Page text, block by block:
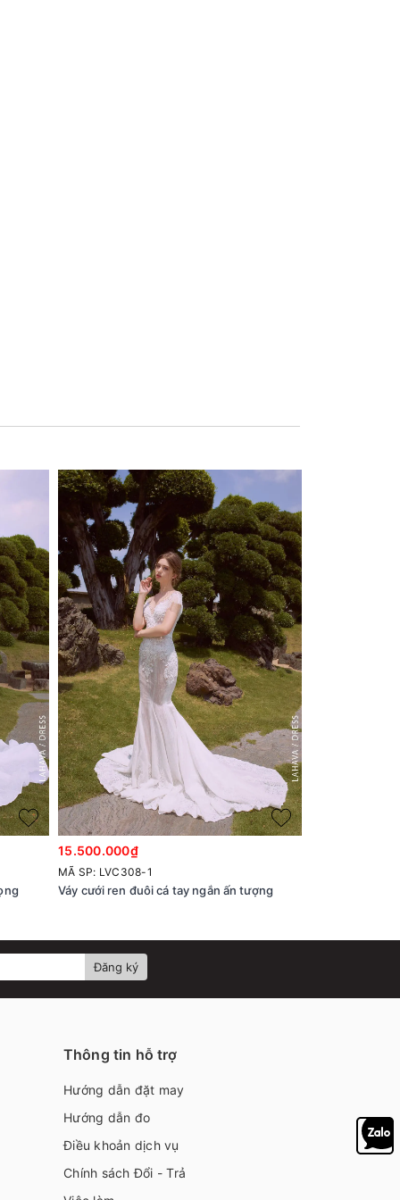
15.500.000₫
MÃ SP: LVC308-1
Váy cưới ren đuôi cá tay ngắn ấn tượng
Đăng ký
Thông tin hỗ trợ
Hướng dẫn đặt may
Hướng dẫn đo
Điều khoản dịch vụ
Chính sách Đổi - Trả